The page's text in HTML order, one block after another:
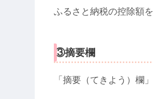
ふるさと納税の控除額
③摘要欄
「摘要（てきよう）欄